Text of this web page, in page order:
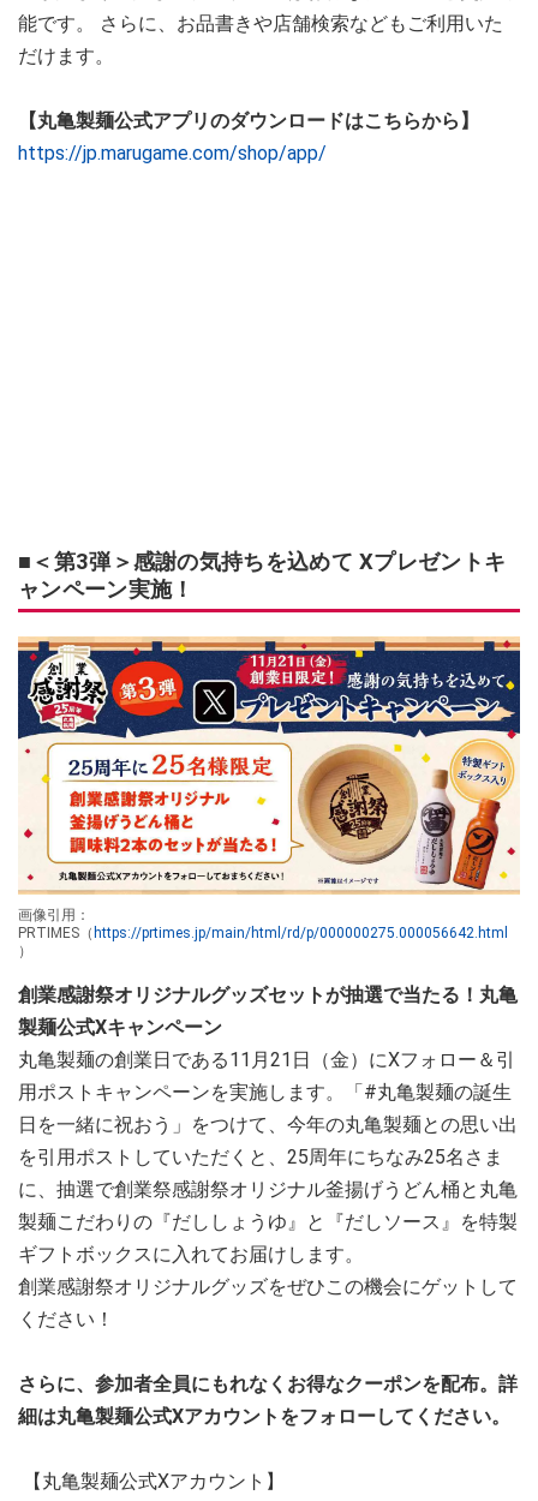
能です。 さらに、お品書きや店舗検索などもご利用いた
だけます。
【丸亀製麺公式アプリのダウンロードはこちらから】
https://jp.marugame.com/shop/app/
■＜第3弾＞感謝の気持ちを込めて Xプレゼントキ
ャンペーン実施！
画像引用：
PRTIMES（ https://prtimes.jp/main/html/rd/p/000000275.000056642.html
）
創業感謝祭オリジナルグッズセットが抽選で当たる！丸亀
製麺公式Xキャンペーン
丸亀製麺の創業日である11月21日（金）にXフォロー＆引
用ポストキャンペーンを実施します。「#丸亀製麺の誕生
日を一緒に祝おう」をつけて、今年の丸亀製麺との思い出
を引用ポストしていただくと、25周年にちなみ​25名さま
に、抽選で創業祭感謝祭オリジナル釜揚げうどん桶と丸亀
製麺こだわりの『だししょうゆ』と『だしソース』を特製
ギフトボックスに入れてお届けします。
創業感謝祭オリジナルグッズをぜひこの機会にゲットして
ください！
さらに、参加者全員にもれなくお得なクーポンを配布。詳
細は丸亀製麺公式Xアカウントをフォローしてください。​
【丸亀製麺公式Xアカウント】